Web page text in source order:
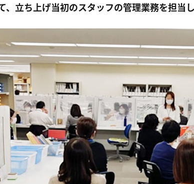
、立ち上げ当初のスタッフの管理業務を担当し